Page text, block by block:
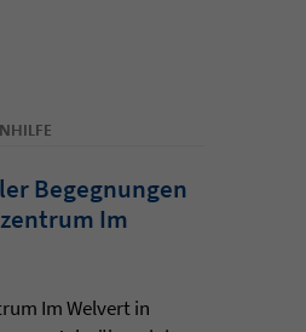
Begegnungen
Im
Im Welvert in